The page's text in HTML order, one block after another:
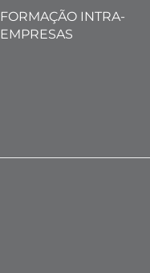
FORMAÇÃO INTRA-
EMPRESAS